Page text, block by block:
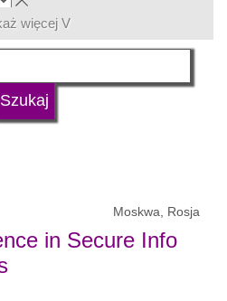
więcej V
Moskwa, Rosja
in Secure Info